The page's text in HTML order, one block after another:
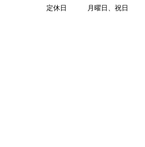
定休日 月曜日、祝日